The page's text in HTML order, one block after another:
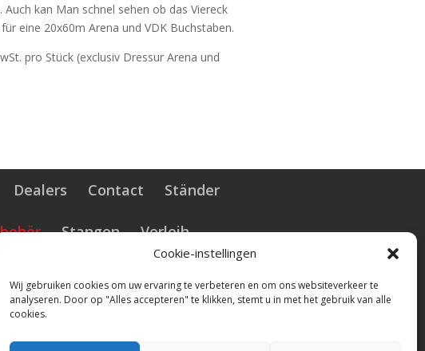
Cookie-instellingen
Wij gebruiken cookies om uw ervaring te verbeteren en om ons websiteverkeer te
analyseren. Door op "Alles accepteren" te klikken, stemt u in met het gebruik van alle
cookies.
kan Man schnel sehen ob das Viereck
eine 20x60m Arena und VDK Buchstaben.
pro Stück (exclusiv Dressur Arena und
Dealers Contact Ständer
Stangen
Verleih
Kunststoff
Dressurplatz Umrandung
Hindernisse Kunststoff
Koppelzaun Kunststoff
Einzäunung
Reitplatzzaun